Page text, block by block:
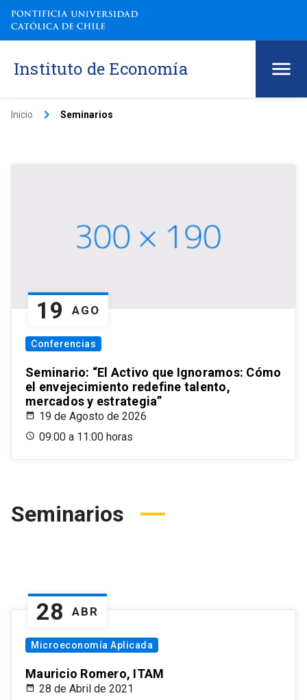
Instituto de Economía
Inicio keyboard_arrow_right Seminarios
19 AGO
Conferencias
Seminario: “El Activo que Ignoramos: Cómo
el envejecimiento redefine talento,
mercados y estrategia”
19 de Agosto de 2026
09:00 a 11:00 horas
Seminarios
28 ABR
Microeconomía Aplicada
Mauricio Romero, ITAM
28 de Abril de 2021